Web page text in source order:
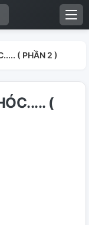
( PHẦN 2 )
(